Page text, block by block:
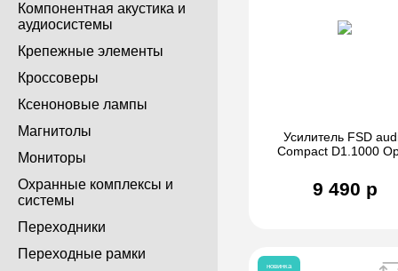
Компонентная акустика и
аудиосистемы
Крепежные элементы
Кроссоверы
Ксеноновые лампы
Магнитолы
Мониторы
Охранные комплексы и
системы
Переходники
Переходные рамки
Усилитель FSD
Compact D1.1000
9 490 р
новинка